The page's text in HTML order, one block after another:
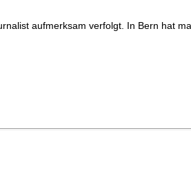
aufmerksam verfolgt. In Bern hat